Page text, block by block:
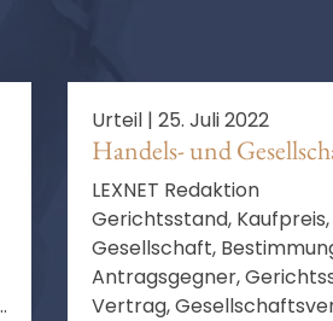
Urteil | 25. Juli 2022
Handels- und
LEXNET Redaktion
Gerichtsstand,
Gesellschaft,
Antragsgegner,
Vertrag,